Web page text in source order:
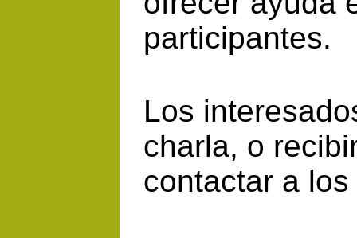
participantes.
Los
charla, o
contactar a los